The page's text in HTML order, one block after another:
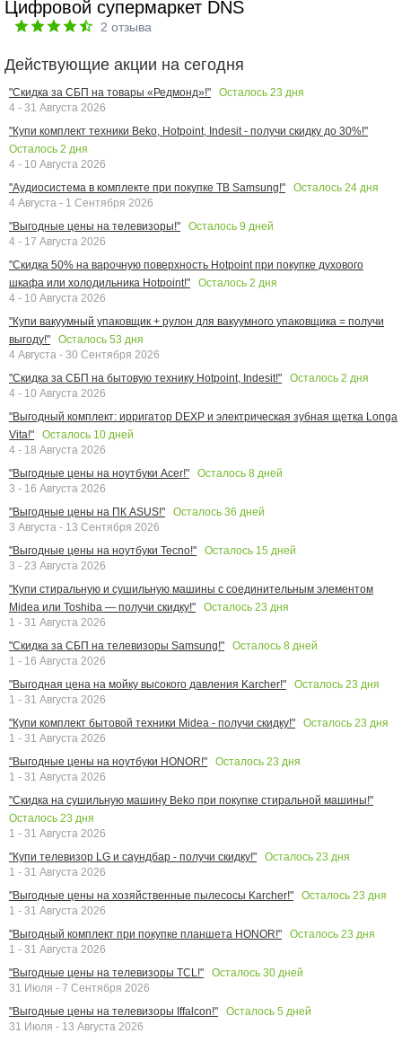
Цифровой супермаркет DNS
2 отзыва
Действующие акции на сегодня
"Скидка за СБП на товары «Редмонд»!" Осталось 23 дня
4 - 31 Августа 2026
"Купи комплект техники Beko, Hotpoint, Indesit - получи скидку до 30%!"
Осталось 2 дня
4 - 10 Августа 2026
"Аудиосистема в комплекте при покупке ТВ Samsung!"
Осталось 24 дня
4 Августа - 1 Сентября 2026
"Выгодные цены на телевизоры!"
Осталось 9 дней
4 - 17 Августа 2026
"Скидка 50% на варочную поверхность Hotpoint при покупке духового
шкафа или холодильника Hotpoint!"
Осталось 2 дня
4 - 10 Августа 2026
"Купи вакуумный упаковщик + рулон для вакуумного упаковщика = получи
выгоду!"
Осталось 53 дня
4 Августа - 30 Сентября 2026
"Скидка за СБП на бытовую технику Hotpoint, Indesit!"
Осталось 2 дня
4 - 10 Августа 2026
"Выгодный комплект: ирригатор DEXP и электрическая зубная щетка Longa
Vita!"
Осталось 10 дней
4 - 18 Августа 2026
"Выгодные цены на ноутбуки Acer!"
Осталось 8 дней
3 - 16 Августа 2026
"Выгодные цены на ПК ASUS!"
Осталось 36 дней
3 Августа - 13 Сентября 2026
"Выгодные цены на ноутбуки Tecno!"
Осталось 15 дней
3 - 23 Августа 2026
"Купи стиральную и сушильную машины с соединительным элементом
Midea или Toshiba — получи скидку!"
Осталось 23 дня
1 - 31 Августа 2026
"Скидка за СБП на телевизоры Samsung!"
Осталось 8 дней
1 - 16 Августа 2026
"Выгодная цена на мойку высокого давления Karcher!"
Осталось 23 дня
1 - 31 Августа 2026
"Купи комплект бытовой техники Midea - получи скидку!"
Осталось 23 дня
1 - 31 Августа 2026
"Выгодные цены на ноутбуки HONOR!"
Осталось 23 дня
1 - 31 Августа 2026
"Скидка на сушильную машину Beko при покупке стиральной машины!"
Осталось 23 дня
1 - 31 Августа 2026
"Купи телевизор LG и саундбар - получи скидку!"
Осталось 23 дня
1 - 31 Августа 2026
"Выгодные цены на хозяйственные пылесосы Karcher!"
Осталось 23 дня
1 - 31 Августа 2026
"Выгодный комплект при покупке планшета HONOR!"
Осталось 23 дня
1 - 31 Августа 2026
"Выгодные цены на телевизоры TCL!"
Осталось 30 дней
31 Июля - 7 Сентября 2026
"Выгодные цены на телевизоры Iffalcon!"
Осталось 5 дней
31 Июля - 13 Августа 2026